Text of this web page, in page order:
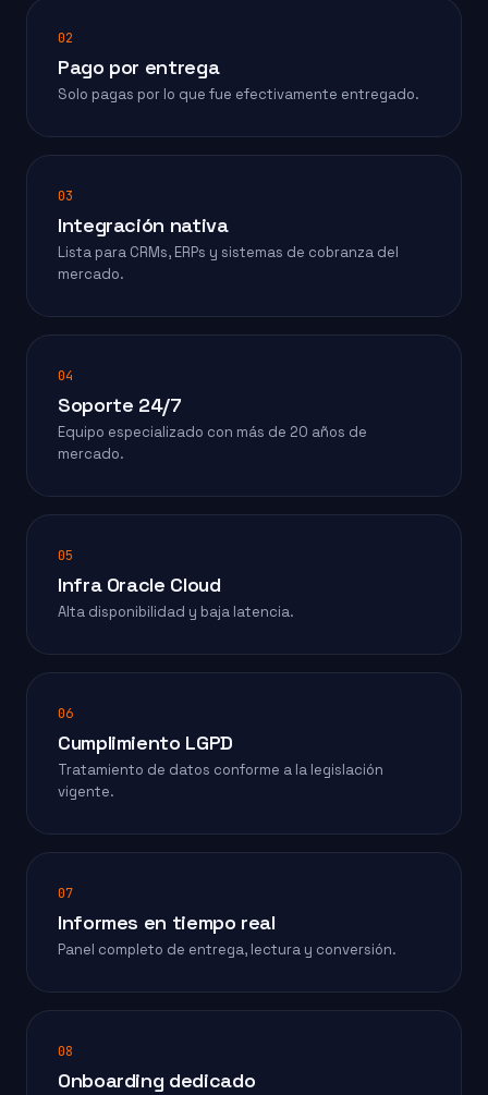
02
Pago por entrega
Solo pagas por lo que fue efectivamente entregado.
03
Integración nativa
Lista para CRMs, ERPs y sistemas de cobranza del
mercado.
04
Soporte 24/7
Equipo especializado con más de 20 años de
mercado.
05
Infra Oracle Cloud
Alta disponibilidad y baja latencia.
06
Cumplimiento LGPD
Tratamiento de datos conforme a la legislación
vigente.
07
Informes en tiempo real
Panel completo de entrega, lectura y conversión.
08
Onboarding dedicado